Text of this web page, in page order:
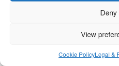
Deny
View
Cookie PolicyLegal &